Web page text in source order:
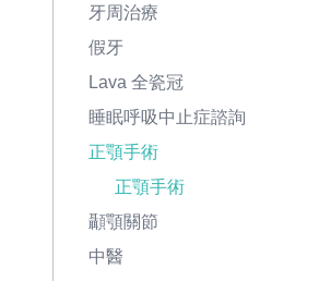
牙周治療
假牙
Lava 全瓷冠
睡眠呼吸中止症諮詢
正顎手術
正顎手術
顳顎關節
中醫